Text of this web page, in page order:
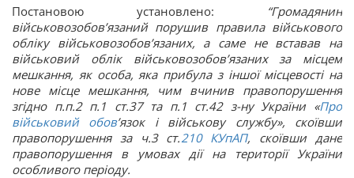
Постановою установлено: “Громадянин
військовозобов’язаний порушив правила військового
обліку військовозобов’язаних, а саме не вставав на
військовий облік військовозобов’язаних за місцем
мешкання, як особа, яка прибула з іншої місцевості на
нове місце мешкання, чим вчинив правопорушення
згідно п.п.2 п.1 ст.37 та п.1 ст.42 з-ну України «Про
військовий обов’язок і військову службу», скоївши
правопорушення за ч.3 ст.210 КУпАП, скоївши дане
правопорушення в умовах дії на території України
особливого періоду.